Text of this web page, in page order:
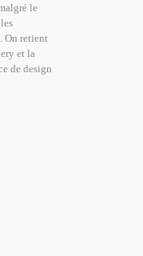
le
On retient
et la
de design